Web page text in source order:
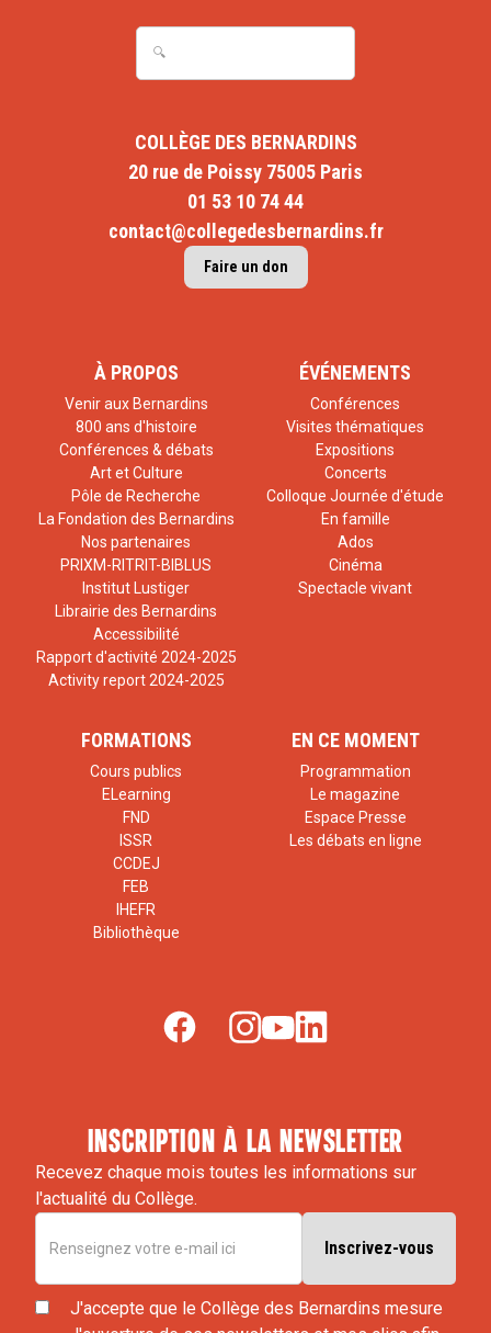
COLLÈGE DES BERNARDINS
20 rue de Poissy 75005 Paris
01 53 10 74 44
contact@collegedesbernardins.fr
Faire un don
À PROPOS
Venir aux Bernardins
800 ans d'histoire
Conférences & débats
Art et Culture
Pôle de Recherche
La Fondation des Bernardins
Nos partenaires
PRIXM-RITRIT-BIBLUS
Institut Lustiger
Librairie des Bernardins
Accessibilité
Rapport d'activité 2024-2025
Activity report 2024-2025
ÉVÉNEMENTS
Conférences
Visites thématiques
Expositions
Concerts
Colloque Journée d'étude
En famille
Ados
Cinéma
Spectacle vivant
FORMATIONS
Cours publics
ELearning
FND
ISSR
CCDEJ
FEB
IHEFR
Bibliothèque
EN CE MOMENT
Programmation
Le magazine
Espace Presse
Les débats en ligne
inscription à la newsletter
Recevez chaque mois toutes les informations sur
l'actualité du Collège.
J'accepte que le Collège des Bernardins mesure